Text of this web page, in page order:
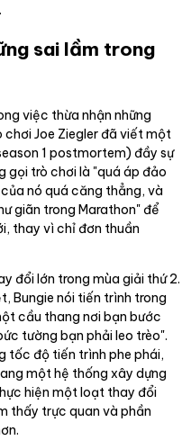
sai lầm trong
việc thừa nhận những
Joe Ziegler đã viết một
1 postmortem) đầy sự
gọi trò chơi là "quá áp đảo
nó quá căng thẳng, và
giãn trong Marathon" để
thay vì chỉ đơn thuần
đổi lớn trong mùa giải thứ 2.
Bungie nói tiến trình trong
cầu thang nơi bạn bước
tường bạn phải leo trèo".
tốc độ tiến trình phe phái,
một hệ thống xây dựng
hiện một loạt thay đổi
thấy trực quan và phần